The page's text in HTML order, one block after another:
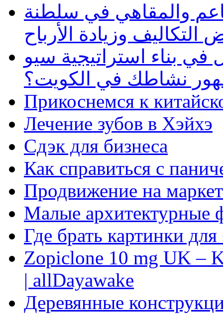
والمقاهي في سلطنة
وزيادة الأرباح
بناء استراتيجية سيو
نشاطك في الكويت؟
Прикоснемся к
Лечение зубов в Хэйхэ
Сдэк для бизнеса
Как справиться с
Продвижение на
Малые архитектурные
Где брать картинки
Zopiclone 10 mg UK –
| allDayawake
Деревянные